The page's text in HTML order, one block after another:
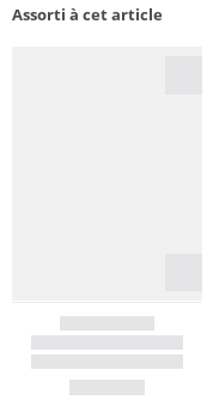
Assorti à cet article